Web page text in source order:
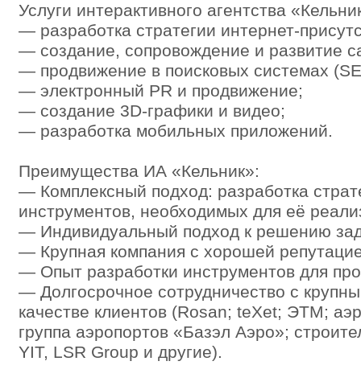
Услуги интерактивного агентства
— разработка стратегии интернет-
— создание, сопровождение и развитие
— продвижение в поисковых системах
— электронный PR и продвижение;
— создание 3D-графики и видео;
— разработка мобильных приложений.
Преимущества ИА «Кельник»:
— Комплексный подход: разработка
инструментов, необходимых для её
— Индивидуальный подход к решению
— Крупная компания с хорошей
— Опыт разработки инструментов для
— Долгосрочное сотрудничество с
качестве клиентов (Rosan; teXet; ЭТМ;
группа аэропортов «Базэл Аэро»;
YIT, LSR Group и другие).